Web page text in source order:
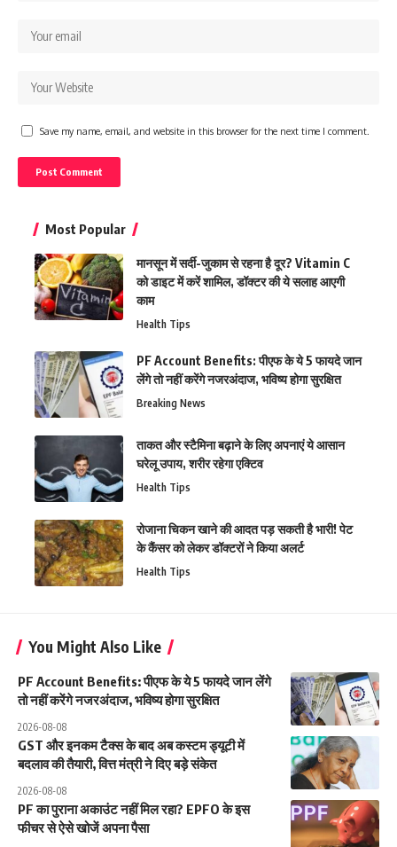
Save my name, email, and website in this browser for the next time I comment.
Most Popular
मानसून में सर्दी-जुकाम से रहना है दूर? Vitamin C
को डाइट में करें शामिल, डॉक्टर की ये सलाह आएगी
काम
Health Tips
PF Account Benefits: पीएफ के ये 5 फायदे जान
लेंगे तो नहीं करेंगे नजरअंदाज, भविष्य होगा सुरक्षित
Breaking News
ताकत और स्टैमिना बढ़ाने के लिए अपनाएं ये आसान
घरेलू उपाय, शरीर रहेगा एक्टिव
Health Tips
रोजाना चिकन खाने की आदत पड़ सकती है भारी! पेट
के कैंसर को लेकर डॉक्टरों ने किया अलर्ट
Health Tips
You Might Also Like
PF Account Benefits: पीएफ के ये 5 फायदे जान लेंगे
तो नहीं करेंगे नजरअंदाज, भविष्य होगा सुरक्षित
2026-08-08
GST और इनकम टैक्स के बाद अब कस्टम ड्यूटी में
बदलाव की तैयारी, वित्त मंत्री ने दिए बड़े संकेत
2026-08-08
PF का पुराना अकाउंट नहीं मिल रहा? EPFO के इस
फीचर से ऐसे खोजें अपना पैसा